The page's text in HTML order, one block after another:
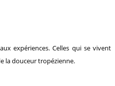
expériences. Celles qui se vivent
la douceur tropézienne.